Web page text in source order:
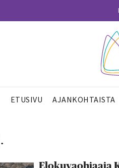
ETUSIVU AJANKOHTAISTA
.
Elokuvaohjaaja